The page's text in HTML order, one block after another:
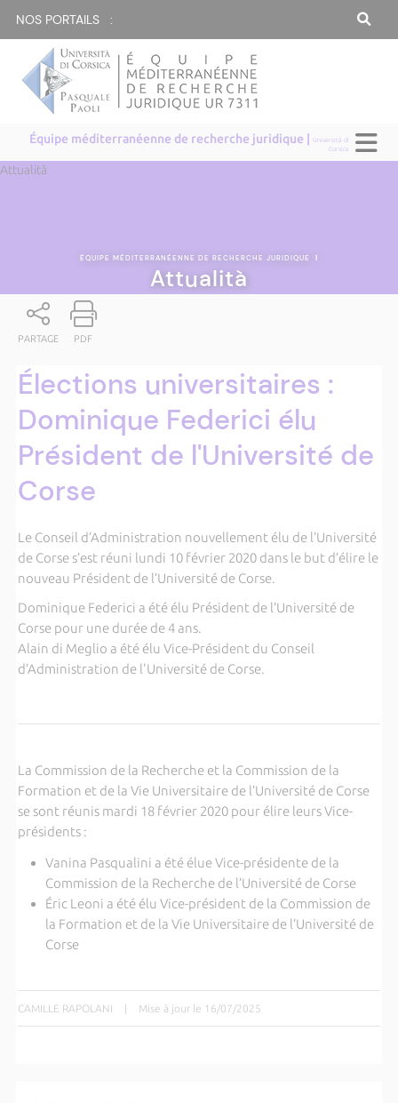
NOS PORTAILS :
Équipe méditerranéenne de recherche juridique |Università di
Corsica
Attualità
ÉQUIPE MÉDITERRANÉENNE DE RECHERCHE JURIDIQUE |
Attualità
PARTAGE PDF
Élections universitaires :
Dominique Federici élu
Président de l'Université de
Corse
Le Conseil d’Administration nouvellement élu de l’Université
de Corse s’est réuni lundi 10 février 2020 dans le but d’élire le
nouveau Président de l’Université de Corse.
Dominique Federici a été élu Président de l’Université de
Corse pour une durée de 4 ans.
Alain di Meglio a été élu Vice-Président du Conseil
d’Administration de l'Université de Corse.
La Commission de la Recherche et la Commission de la
Formation et de la Vie Universitaire de l’Université de Corse
se sont réunis mardi 18 février 2020 pour élire leurs Vice-
présidents :
Vanina Pasqualini a été élue Vice-présidente de la
Commission de la Recherche de l’Université de Corse
Éric Leoni a été élu Vice-président de la Commission de
la Formation et de la Vie Universitaire de l’Université de
Corse
CAMILLE RAPOLANI | Mise à jour le 16/07/2025